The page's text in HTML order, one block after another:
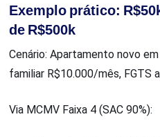
Exemplo prático:
de R$500k
Cenário: Apartamento novo
familiar R$10.000/mês, FGTS
Via MCMV Faixa 4 (SAC 90%):